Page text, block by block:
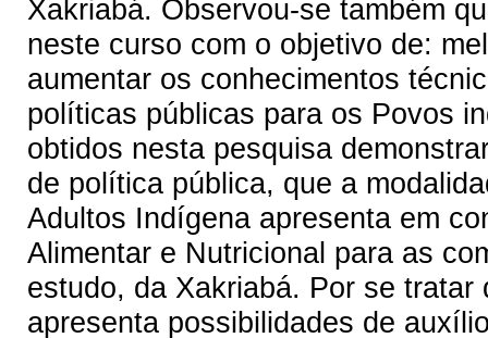
Xakriabá. Observou-se também
neste curso com o objetivo de:
aumentar os conhecimentos
políticas públicas para os Povos
obtidos nesta pesquisa
de política pública, que a
Adultos Indígena apresenta em
Alimentar e Nutricional para as
estudo, da Xakriabá. Por se
apresenta possibilidades de